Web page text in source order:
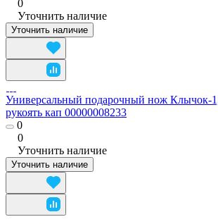
0
Уточнить наличие
Уточнить наличие
Универсальный подарочный нож Клычок-
рукоять кап 00000008233
0
0
Уточнить наличие
Уточнить наличие